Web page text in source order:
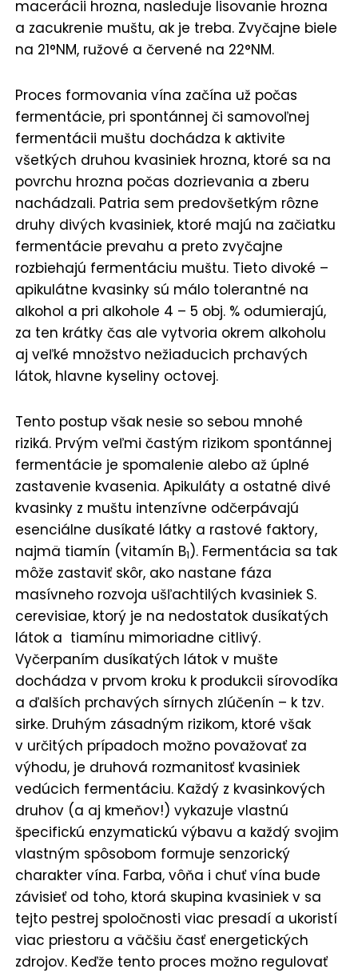
macerácii hrozna, nasleduje lisovanie hrozna
a zacukrenie muštu, ak je treba. Zvyčajne biele
na 21°NM, ružové a červené na 22°NM.
Proces formovania vína začína už počas
fermentácie, pri spontánnej či samovoľnej
fermentácii muštu dochádza k aktivite
všetkých druhou kvasiniek hrozna, ktoré sa na
povrchu hrozna počas dozrievania a zberu
nachádzali. Patria sem predovšetkým rôzne
druhy divých kvasiniek, ktoré majú na začiatku
fermentácie prevahu a preto zvyčajne
rozbiehajú fermentáciu muštu. Tieto divoké –
apikulátne kvasinky sú málo tolerantné na
alkohol a pri alkohole 4 – 5 obj. % odumierajú,
za ten krátky čas ale vytvoria okrem alkoholu
aj veľké množstvo nežiaducich prchavých
látok, hlavne kyseliny octovej.
Tento postup však nesie so sebou mnohé
riziká. Prvým veľmi častým rizikom spontánnej
fermentácie je spomalenie alebo až úplné
zastavenie kvasenia. Apikuláty a ostatné divé
kvasinky z muštu intenzívne odčerpávajú
esenciálne dusíkaté látky a rastové faktory,
najmä tiamín (vitamín B1). Fermentácia sa tak
môže zastaviť skôr, ako nastane fáza
masívneho rozvoja ušľachtilých kvasiniek S.
cerevisiae, ktorý je na nedostatok dusíkatých
látok a tiamínu mimoriadne citlivý.
Vyčerpaním dusíkatých látok v mušte
dochádza v prvom kroku k produkcii sírovodíka
a ďalších prchavých sírnych zlúčenín – k tzv.
sirke. Druhým zásadným rizikom, ktoré však
v určitých prípadoch možno považovať za
výhodu, je druhová rozmanitosť kvasiniek
vedúcich fermentáciu. Každý z kvasinkových
druhov (a aj kmeňov!) vykazuje vlastnú
špecifickú enzymatickú výbavu a každý svojim
vlastným spôsobom formuje senzorický
charakter vína. Farba, vôňa i chuť vína bude
závisieť od toho, ktorá skupina kvasiniek v sa
tejto pestrej spoločnosti viac presadí a ukoristí
viac priestoru a väčšiu časť energetických
zdrojov. Keďže tento proces možno regulovať